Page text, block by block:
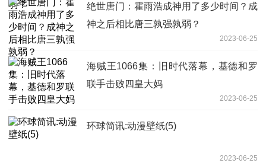
绝世唐门：霍雨浩成神用了多少时间？成
神之后相比唐三孰强孰弱？
2023-06-25
海贼王1066集：旧时代落幕，基德和罗
联手击败四皇大妈
2023-06-25
环球简讯:动漫壁纸(5)
2023-06-25